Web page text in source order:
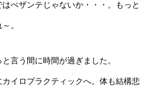
ぺザンテじゃないか・・・。もっと
。
言う間に時間が過ぎました。
イロプラクティックへ。体も結構悲